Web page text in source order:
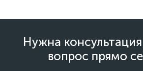
Нужна
вопрос прямо